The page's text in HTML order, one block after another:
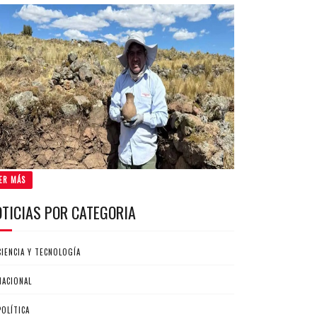
MÁS
POR CATEGORIA
Y TECNOLOGÍA